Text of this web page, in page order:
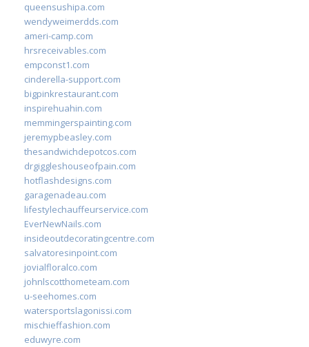
queensushipa.com
wendyweimerdds.com
ameri-camp.com
hrsreceivables.com
empconst1.com
cinderella-support.com
bigpinkrestaurant.com
inspirehuahin.com
memmingerspainting.com
jeremypbeasley.com
thesandwichdepotcos.com
drgiggleshouseofpain.com
hotflashdesigns.com
garagenadeau.com
lifestylechauffeurservice.com
EverNewNails.com
insideoutdecoratingcentre.com
salvatoresinpoint.com
jovialfloralco.com
johnlscotthometeam.com
u-seehomes.com
watersportslagonissi.com
mischieffashion.com
eduwyre.com